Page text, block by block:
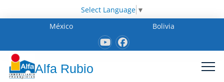
Select Language ▼
México
Bolivia
Alfa Rubio